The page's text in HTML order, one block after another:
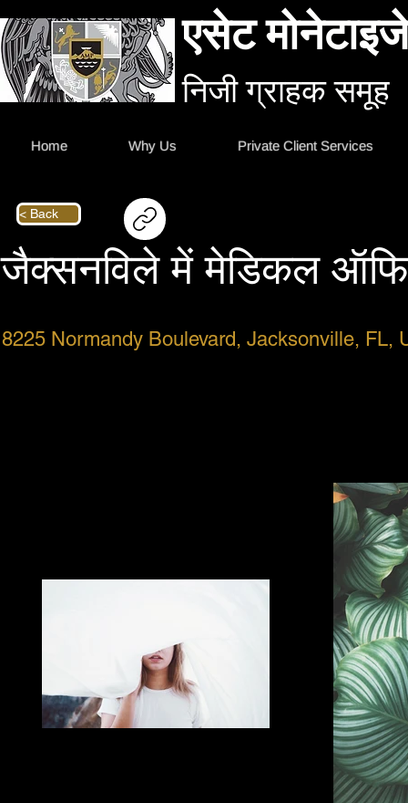
एसेट
निजी ग्राहक समूह
Home Why Us Private Client Services
< Back
जैक्सनविले में मेडिकल
8225 Normandy Boulevard, Jacksonville, FL,